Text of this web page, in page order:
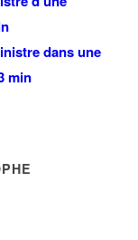
dans une
min